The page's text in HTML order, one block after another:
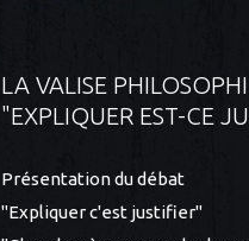
LA VALISE
"EXPLIQUER EST-CE
Présentation du débat
"Expliquer c'est justifier"